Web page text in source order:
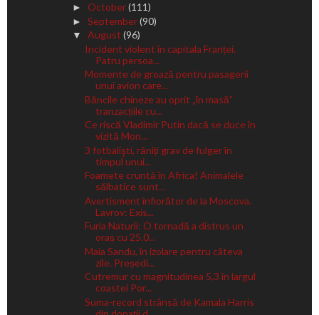
► October(111)
► September(90)
▼ August (96)
Incident violent în capitala Franței.
Patru persoa...
Momente de groază pentru pasagerii
unui avion care...
Băncile chineze au oprit „în masă”
tranzacțiile cu...
Ce riscă Vladimir Putin dacă se duce în
vizită Mon...
3 fotbalişti, răniți grav de fulger în
timpul unui...
Foamete cruntă în Africa! Animalele
sălbatice sunt...
Avertisment înfiorător de la Moscova.
Lavrov: Exis...
Furia Naturii: O tornadă a distrus un
oraș cu 25.0...
Maia Sandu, în izolare pentru câteva
zile. Președi...
Cutremur cu magnitudinea 5,3 în largul
coastei Por...
Suma-record strânsă de Kamala Harris